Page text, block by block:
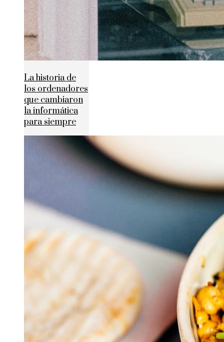
La historia de
los ordenadores
que cambiaron
la informática
para siempre